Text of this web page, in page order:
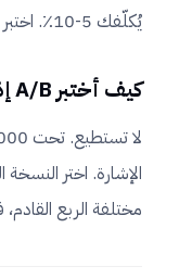
يُكلّفك 5-10٪. اختبر على البارد؛ تجاوز على الدافئ.
كيف أختبر A/B إذا كان حجمي صغيراً؟
الإشارة. اختر
مختلفة الربع